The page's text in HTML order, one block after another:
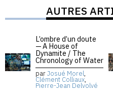
AUTRES
L’ombre d’un doute
— A House of
Dynamite / The
Chronology of Water
parJosué Morel,
Clément Colliaux,
Pierre-Jean Delvolvé